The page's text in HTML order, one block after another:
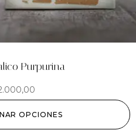
Purpurina
OPCIONES